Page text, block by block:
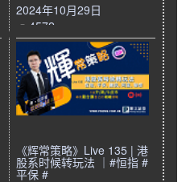
2024年10月29日
4572
《辉常策略》Live 135 | 港
股系时候转玩法 ｜#恒指 #
平保 #